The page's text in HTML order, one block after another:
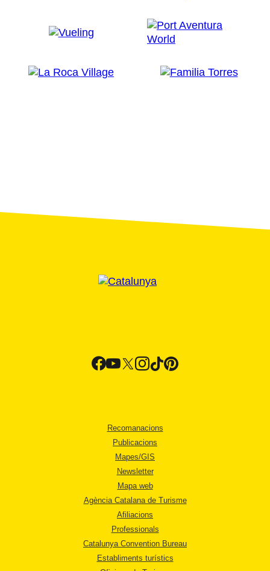
Recomanacions
Publicacions
Mapes/GIS
Newsletter
Mapa web
Agència Catalana de Turisme
Afiliacions
Professionals
Catalunya Convention Bureau
Establiments turístics